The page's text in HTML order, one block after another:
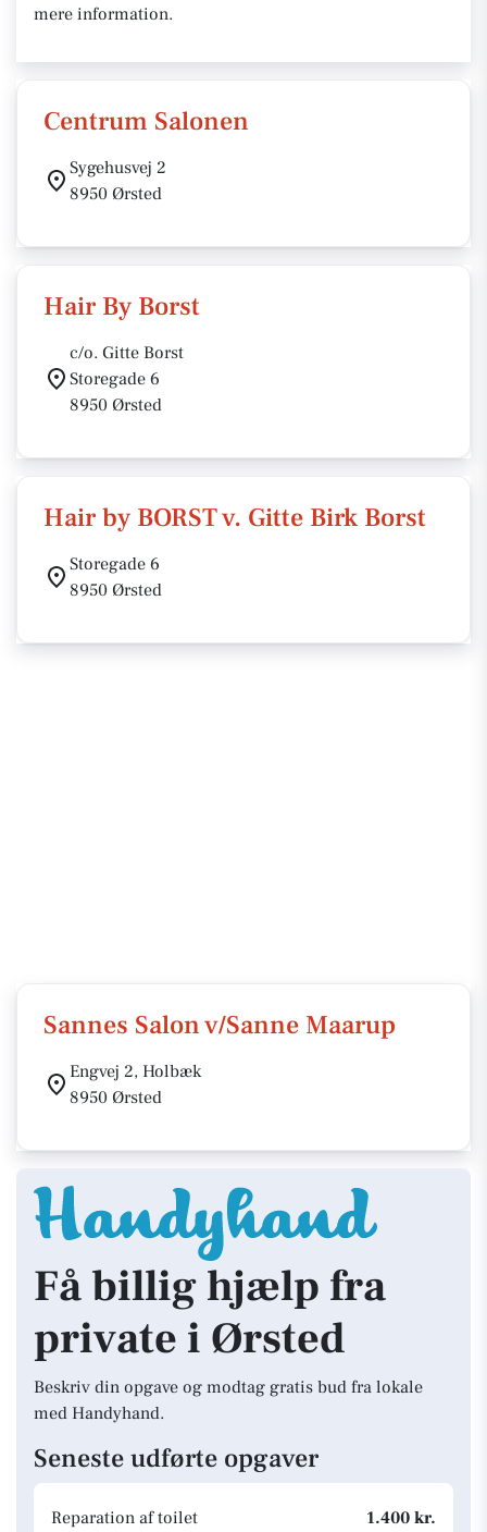
mere information.
Centrum Salonen
Sygehusvej 2
8950 Ørsted
Hair By Borst
c/o. Gitte Borst
Storegade 6
8950 Ørsted
Hair by BORST v. Gitte Birk Borst
Storegade 6
8950 Ørsted
Sannes Salon v/Sanne Maarup
Engvej 2, Holbæk
8950 Ørsted
Få billig hjælp fra
private i Ørsted
Beskriv din opgave og modtag gratis bud fra lokale
med Handyhand.
Seneste udførte opgaver
Reparation af toilet 1.400 kr.